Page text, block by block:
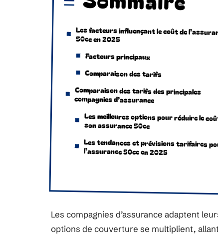
Les facteurs influençant le coût de
50cc en 2025
Facteurs principaux
Comparaison des tarifs
Comparaison des tarifs des principales
compagnies d’assurance
Les meilleures options pour réduire le
son assurance 50cc
Les tendances et prévisions tarifaires
l’assurance 50cc en 2025
Les compagnies d’assurance adaptent
options de couverture se multiplient,